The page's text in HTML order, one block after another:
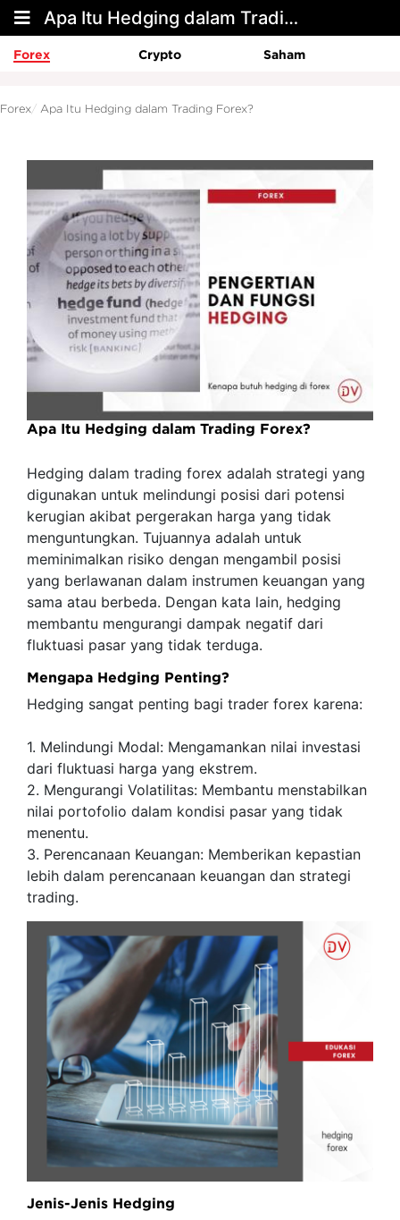
Apa Itu Hedging dalam Trading Forex?
Forex Crypto Saham
Forex Apa Itu Hedging dalam Trading Forex?
Apa Itu Hedging dalam Trading Forex?
Hedging dalam trading forex adalah strategi yang
digunakan untuk melindungi posisi dari potensi
kerugian akibat pergerakan harga yang tidak
menguntungkan. Tujuannya adalah untuk
meminimalkan risiko dengan mengambil posisi
yang berlawanan dalam instrumen keuangan yang
sama atau berbeda. Dengan kata lain, hedging
membantu mengurangi dampak negatif dari
fluktuasi pasar yang tidak terduga.
Mengapa Hedging Penting?
Hedging sangat penting bagi trader forex karena:
1. Melindungi Modal: Mengamankan nilai investasi
dari fluktuasi harga yang ekstrem.
2. Mengurangi Volatilitas: Membantu menstabilkan
nilai portofolio dalam kondisi pasar yang tidak
menentu.
3. Perencanaan Keuangan: Memberikan kepastian
lebih dalam perencanaan keuangan dan strategi
trading.
Jenis-Jenis Hedging